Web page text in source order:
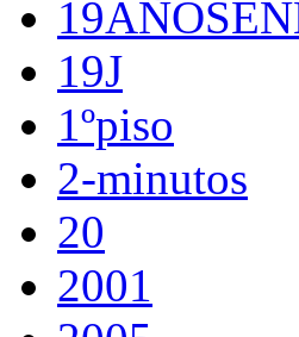
19J
1ºpiso
2-minutos
20
2001